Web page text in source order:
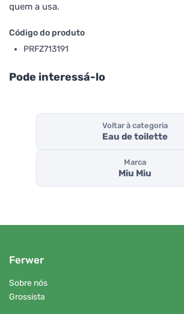
quem a usa.
Código do produto
PRFZ713191
Pode interessá-lo
Voltar à categoria
Eau de toilette
Marca
Miu Miu
Ferwer
Sobre nós
Grossista